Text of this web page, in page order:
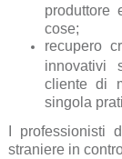
produttore
cose;
recupero
innovativi
cliente di
singola
I professionisti
straniere in